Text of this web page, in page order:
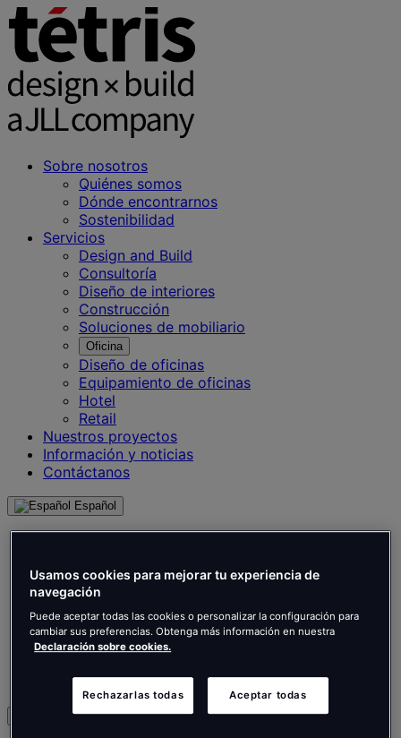
Sobre nosotros
Quiénes somos
Dónde encontrarnos
Sostenibilidad
Servicios
Design and Build
Consultoría
Diseño de interiores
Construcción
Soluciones de mobiliario
Oficina
Diseño de oficinas
Equipamiento de oficinas
Hotel
Retail
Nuestros proyectos
Información y noticias
Contáctanos
Español
Deutsch
Nederlands
Español
Italiano
Português
Polski
Usamos cookies para mejorar tu experiencia de
navegación
Puede aceptar todas las cookies o personalizar la configuración para
cambiar sus preferencias. Obtenga más información en nuestra
Declaración sobre cookies.
Rechazarlas todas Aceptar todas